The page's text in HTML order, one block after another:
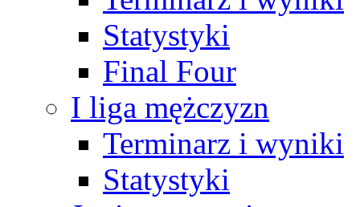
Statystyki
Final Four
I liga mężczyzn
Terminarz i wyniki
Statystyki